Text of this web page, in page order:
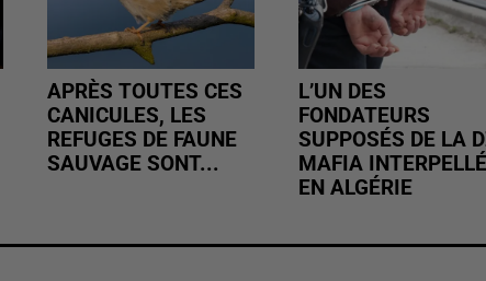
APRÈS TOUTES CES
CANICULES, LES
REFUGES DE FAUNE
SAUVAGE SONT...
L’UN DES
FONDATEURS
SUPPOSÉS DE LA
MAFIA INTERPELLÉ
EN ALGÉRIE